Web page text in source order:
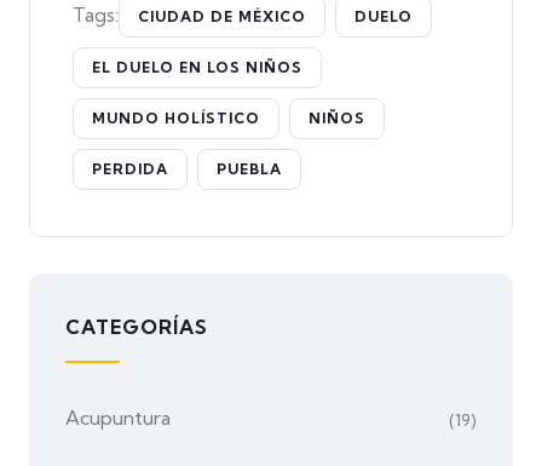
Tags: CIUDAD DE MÉXICO DUELO
EL DUELO EN LOS NIÑOS
MUNDO HOLÍSTICO NIÑOS
PERDIDA PUEBLA
CATEGORÍAS
Acupuntura (19)